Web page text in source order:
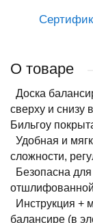
О товаре
Доска
сверху и снизу
Бильгоу
Удобная и
сложности,
Безопасна для
Инструкция +
балансире (в